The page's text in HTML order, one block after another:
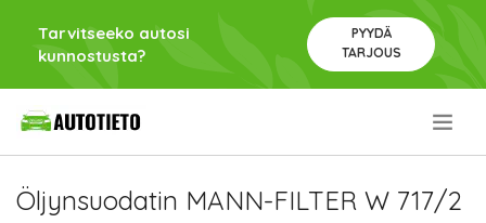
Tarvitseeko autosi
kunnostusta?
PYYDÄ
TARJOUS
Öljynsuodatin MANN-FILTER W 717/2